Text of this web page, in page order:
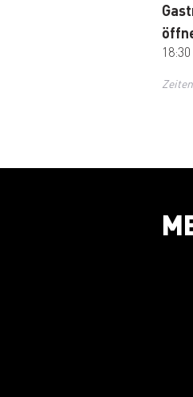
18:30